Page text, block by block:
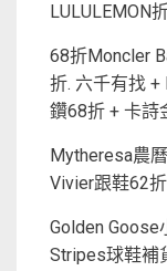
LULULEMON
68折Moncler
折. 六千有找
鑽68折 + 卡詩
Mytheresa農
Vivier跟鞋62折
Golden
Stripes球鞋補